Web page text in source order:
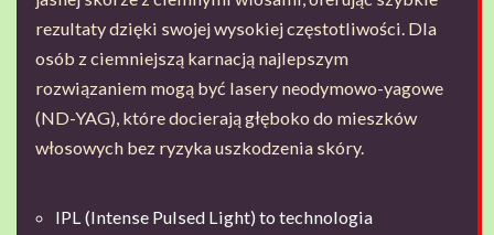
rezultaty dzięki swojej wysokiej częstotliwości. Dla
osób z ciemniejszą karnacją najlepszym
rozwiązaniem mogą być lasery neodymowo-yagowe
(ND-YAG), które docierają głęboko do mieszków
włosowych bez ryzyka uszkodzenia skóry.
IPL (Intense Pulsed Light) to technologia